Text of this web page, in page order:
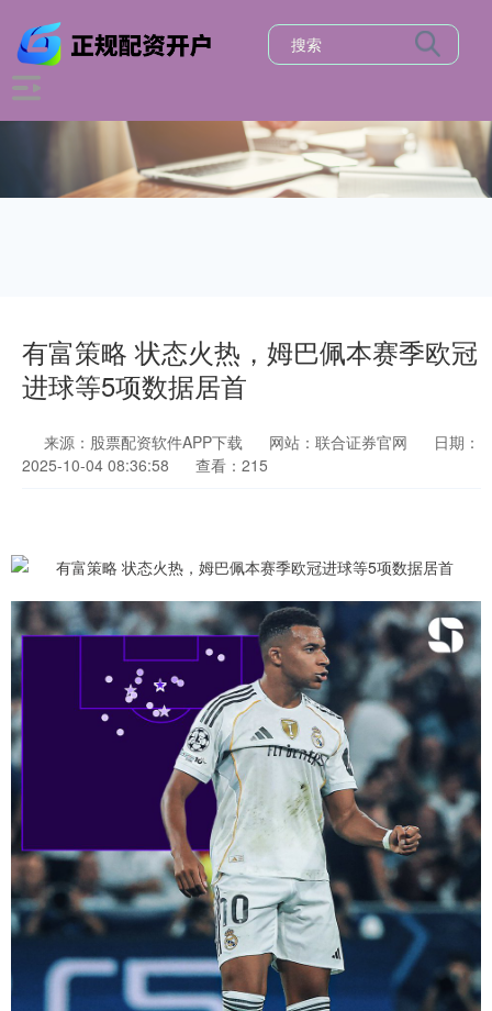
有富策略 状态火热，姆巴佩本赛季欧冠
进球等5项数据居首
来源：股票配资软件APP下载 网站：联合证券官网
日期：
2025-10-04 08:36:58
查看：215